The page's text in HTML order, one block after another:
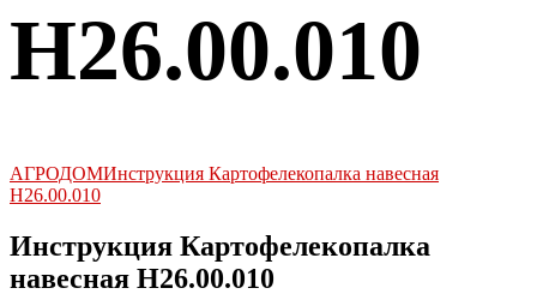
Н26.00.010
АГРОДОМИнструкция Картофелекопалка навесная
Н26.00.010
Инструкция Картофелекопалка
навесная Н26.00.010